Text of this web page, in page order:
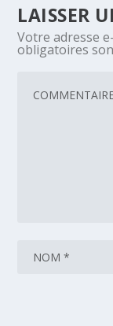
LAISSER
Votre adresse
obligatoires